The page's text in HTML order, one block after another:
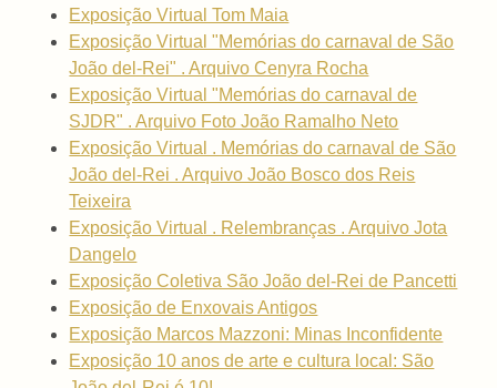
Exposição Virtual Tom Maia
Exposição Virtual "Memórias do carnaval de São
João del-Rei" . Arquivo Cenyra Rocha
Exposição Virtual "Memórias do carnaval de
SJDR" . Arquivo Foto João Ramalho Neto
Exposição Virtual . Memórias do carnaval de São
João del-Rei . Arquivo João Bosco dos Reis
Teixeira
Exposição Virtual . Relembranças . Arquivo Jota
Dangelo
Exposição Coletiva São João del-Rei de Pancetti
Exposição de Enxovais Antigos
Exposição Marcos Mazzoni: Minas Inconfidente
Exposição 10 anos de arte e cultura local: São